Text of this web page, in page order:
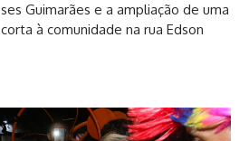
Guimarães e a ampliação de uma
à comunidade na rua Edson